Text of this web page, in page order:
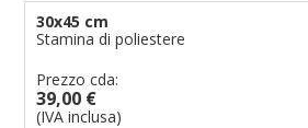
30x45 cm
Stamina di poliestere
Prezzo cda:
39,00 €
(IVA inclusa)